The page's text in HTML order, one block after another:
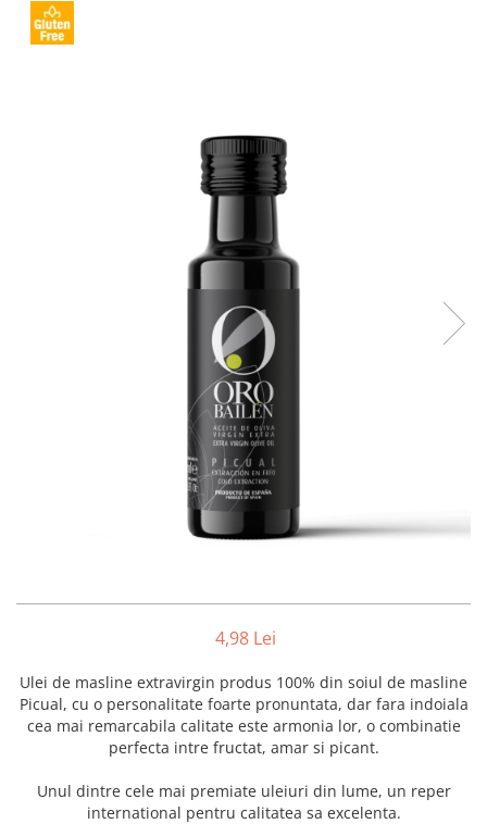
Condimente turcesti
4,98 Lei
Ulei de masline extravirgin produs 100% din soiul de masline
Picual, cu o personalitate foarte pronuntata, dar fara indoiala
cea mai remarcabila calitate este armonia lor, o combinatie
perfecta intre fructat, amar si picant.
Unul dintre cele mai premiate uleiuri din lume, un reper
international pentru calitatea sa excelenta.